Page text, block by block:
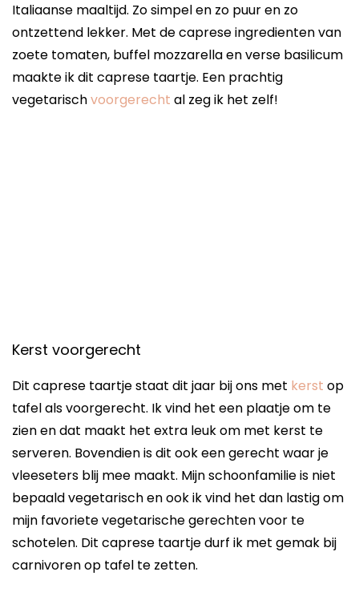
Italiaanse maaltijd. Zo simpel en zo puur en zo
ontzettend lekker. Met de caprese ingredienten van
zoete tomaten, buffel mozzarella en verse basilicum
maakte ik dit caprese taartje. Een prachtig
vegetarischvoorgerecht al zeg ik het zelf!
Kerst voorgerecht
Dit caprese taartje staat dit jaar bij ons met kerst op
tafel als voorgerecht. Ik vind het een plaatje om te
zien en dat maakt het extra leuk om met kerst te
serveren. Bovendien is dit ook een gerecht waar je
vleeseters blij mee maakt. Mijn schoonfamilie is niet
bepaald vegetarisch en ook ik vind het dan lastig om
mijn favoriete vegetarische gerechten voor te
schotelen. Dit caprese taartje durf ik met gemak bij
carnivoren op tafel te zetten.